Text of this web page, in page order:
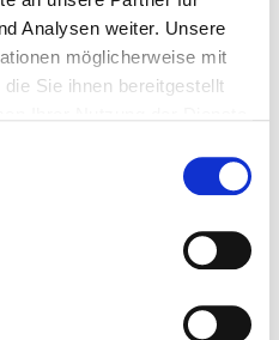
Analysen weiter. Unsere
möglicherweise mit
Sie ihnen bereitgestellt
Produkte
Ground Driver